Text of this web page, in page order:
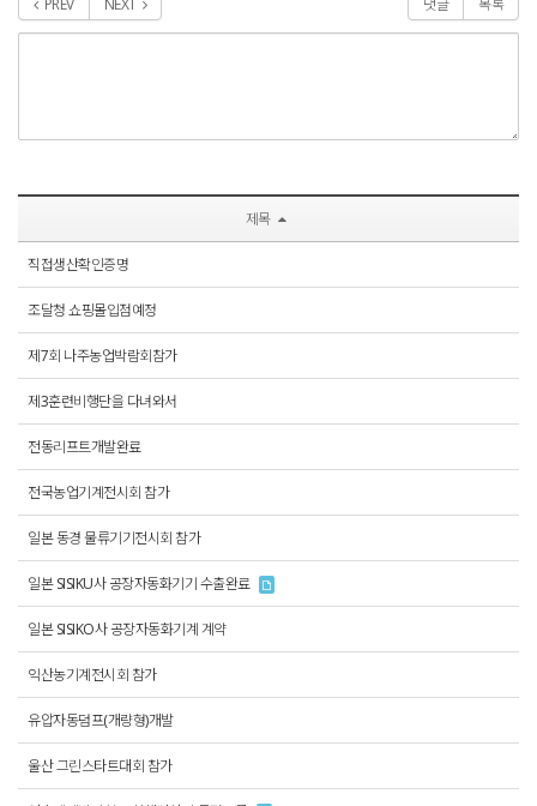
PREV NEXT 댓글 목록
제목
직접생산확인증명
조달청 쇼핑몰입점예정
제7회 나주농업박람회참가
제3훈련비행단을 다녀와서
전동리프트개발완료
전국농업기계전시회 참가
일본 동경 물류기기전시회 참가
일본 SISIKU사 공장자동화기기 수출완료
일본 SISIKO사 공장자동화기계 계약
익산농기계전시회 참가
유압자동덤프(개량형)개발
울산 그린스타트대회 참가